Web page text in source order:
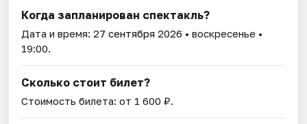
Когда запланирован спектакль?
Дата и время:27 сентября 2026 • воскресенье •
19:00.
Сколько стоит билет?
Стоимость билета: от 1 600 ₽.